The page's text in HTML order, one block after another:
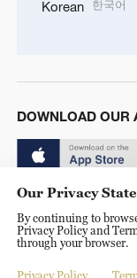
Korean 한국어
DOWNLOAD OUR
© China Radio
Shijingshan Road,
Our Privacy
By continuing to
Privacy Policy and
through your browser.
Privacy Policy